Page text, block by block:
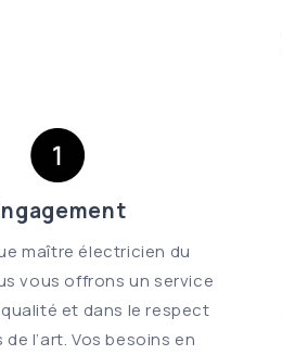
maître électricien du
vous offrons un service
et dans le respect
de l’art. Vos besoins en